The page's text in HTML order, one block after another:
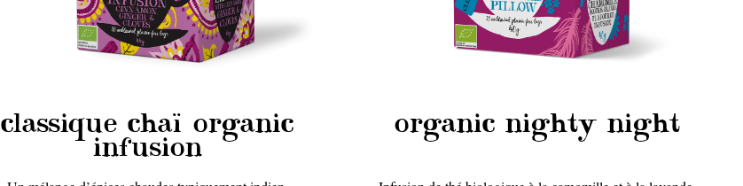
classique chaï organic
infusion
organic nighty night